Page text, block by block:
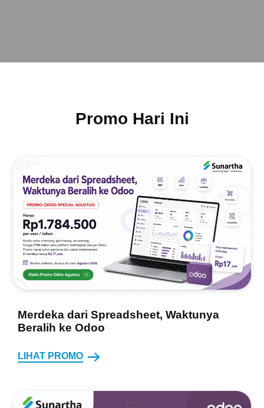
Promo Hari Ini
Merdeka dari Spreadsheet, Waktunya
Beralih ke Odoo
LIHAT PROMO